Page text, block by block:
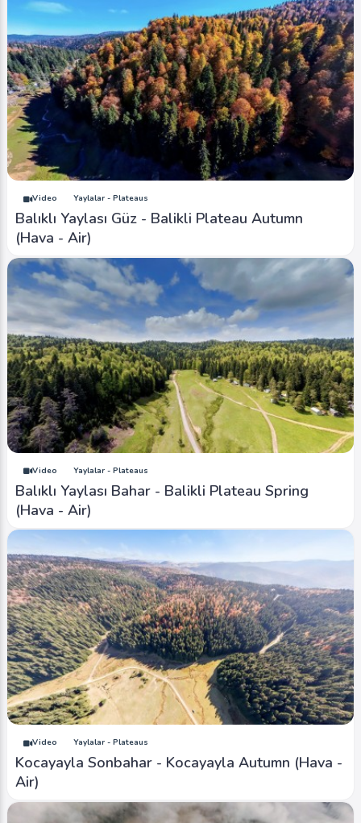
Video Yaylalar - Plateaus
Balıklı Yaylası Güz - Balikli Plateau Autumn
(Hava - Air)
Video Yaylalar - Plateaus
Balıklı Yaylası Bahar - Balikli Plateau Spring
(Hava - Air)
Video Yaylalar - Plateaus
Kocayayla Sonbahar - Kocayayla Autumn (Hava -
Air)